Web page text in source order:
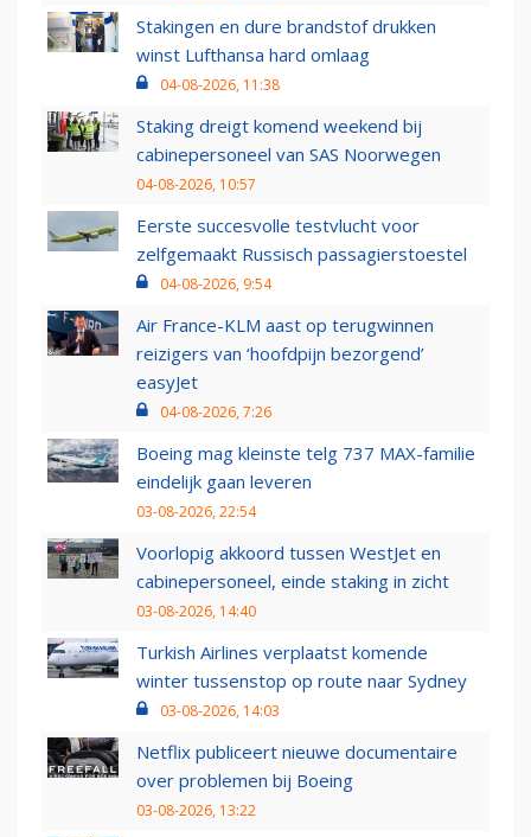
Stakingen en dure brandstof drukken
winst Lufthansa hard omlaag
04-08-2026, 11:38
Staking dreigt komend weekend bij
cabinepersoneel van SAS Noorwegen
04-08-2026, 10:57
Eerste succesvolle testvlucht voor
zelfgemaakt Russisch passagierstoestel
04-08-2026, 9:54
Air France-KLM aast op terugwinnen
reizigers van ‘hoofdpijn bezorgend’
easyJet
04-08-2026, 7:26
Boeing mag kleinste telg 737 MAX-familie
eindelijk gaan leveren
03-08-2026, 22:54
Voorlopig akkoord tussen WestJet en
cabinepersoneel, einde staking in zicht
03-08-2026, 14:40
Turkish Airlines verplaatst komende
winter tussenstop op route naar Sydney
03-08-2026, 14:03
Netflix publiceert nieuwe documentaire
over problemen bij Boeing
03-08-2026, 13:22